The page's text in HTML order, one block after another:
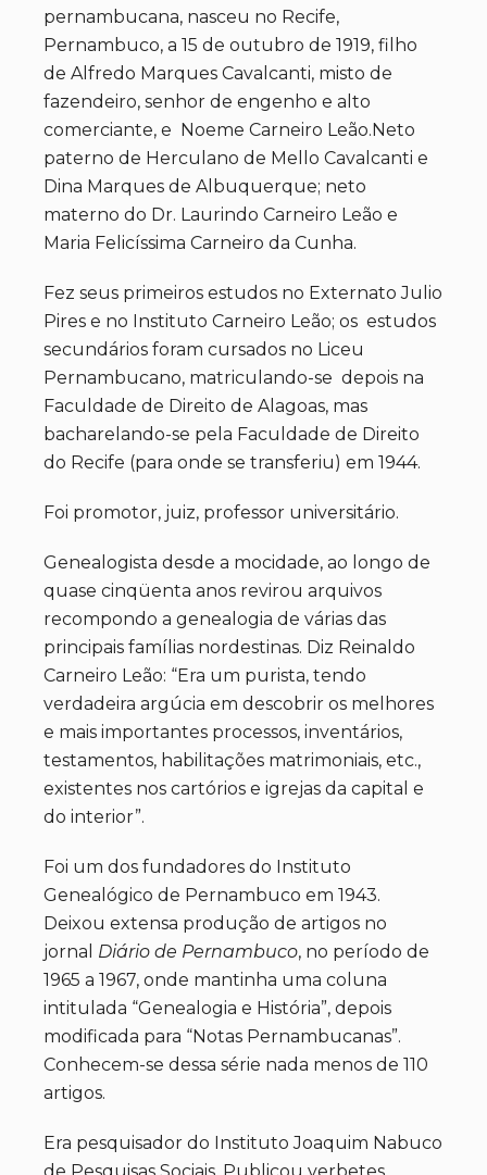
pernambucana, nasceu no Recife,
Pernambuco, a 15 de outubro de 1919, filho
de Alfredo Marques Cavalcanti, misto de
fazendeiro, senhor de engenho e alto
comerciante, e Noeme Carneiro Leão.Neto
paterno de Herculano de Mello Cavalcanti e
Dina Marques de Albuquerque; neto
materno do Dr. Laurindo Carneiro Leão e
Maria Felicíssima Carneiro da Cunha.
Fez seus primeiros estudos no Externato Julio
Pires e no Instituto Carneiro Leão; os estudos
secundários foram cursados no Liceu
Pernambucano, matriculando-se depois na
Faculdade de Direito de Alagoas, mas
bacharelando-se pela Faculdade de Direito
do Recife (para onde se transferiu) em 1944.
Foi promotor, juiz, professor universitário.
Genealogista desde a mocidade, ao longo de
quase cinqüenta anos revirou arquivos
recompondo a genealogia de várias das
principais famílias nordestinas. Diz Reinaldo
Carneiro Leão: “Era um purista, tendo
verdadeira argúcia em descobrir os melhores
e mais importantes processos, inventários,
testamentos, habilitações matrimoniais, etc.,
existentes nos cartórios e igrejas da capital e
do interior”.
Foi um dos fundadores do Instituto
Genealógico de Pernambuco em 1943.
Deixou extensa produção de artigos no
jornal Diário de Pernambuco, no período de
1965 a 1967, onde mantinha uma coluna
intitulada “Genealogia e História”, depois
modificada para “Notas Pernambucanas”.
Conhecem-se dessa série nada menos de 110
artigos.
Era pesquisador do Instituto Joaquim Nabuco